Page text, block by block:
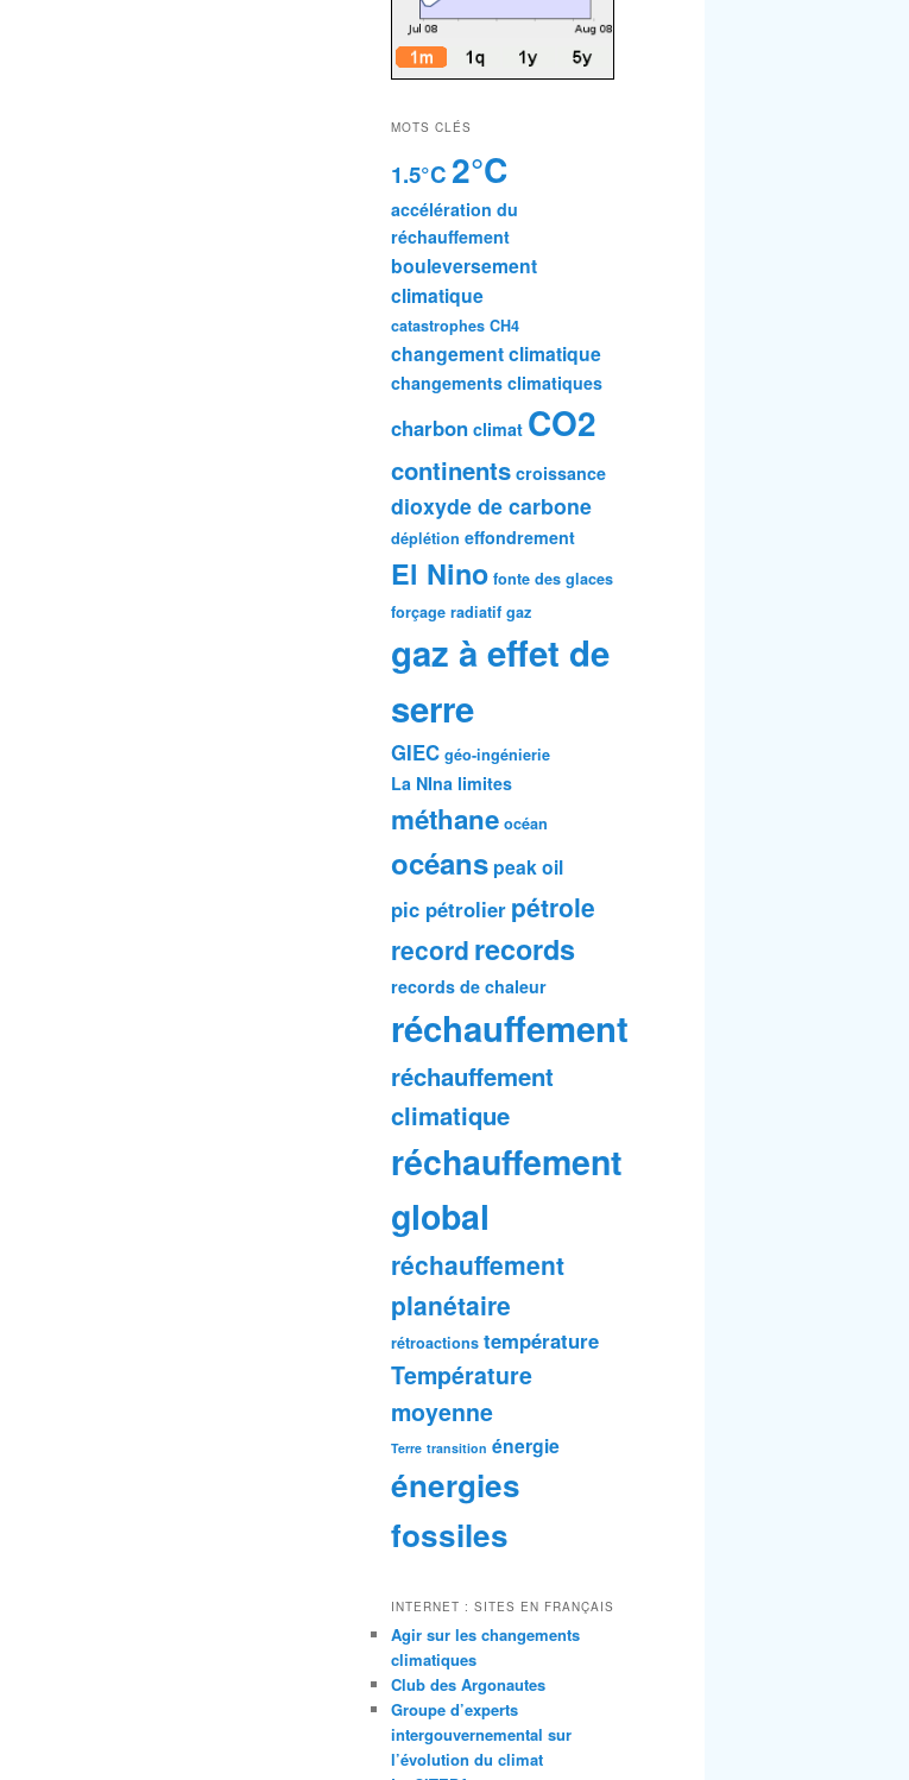
MOTS CLÉS
1.5°C2°C
accélération du
réchauffement
bouleversement
climatique
catastrophes CH4
changement climatique
changements climatiques
charbon climat CO2
continents croissance
dioxyde de carbone
déplétion effondrement
El Nino fonte des glaces
forçage radiatif gaz
gaz à effet de
serre
GIEC géo-ingénierie
La NIna limites
méthane océan
océans peak oil
pic pétrolier pétrole
record records
records de chaleur
réchauffement
réchauffement
climatique
réchauffement
global
réchauffement
planétaire
rétroactions température
Température
moyenne
Terre transition énergie
énergies
fossiles
INTERNET : SITES EN FRANÇAIS
Agir sur les changements
climatiques
Club des Argonautes
Groupe d’experts
intergouvernemental sur
l’évolution du climat